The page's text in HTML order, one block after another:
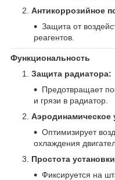
Антикоррозийное
Защита от
реагентов.
Функциональность
Защита радиатора:
Предотвращает
и грязи в радиатор.
Аэродинамическое
Оптимизирует
охлаждения
Простота
Фиксируется на